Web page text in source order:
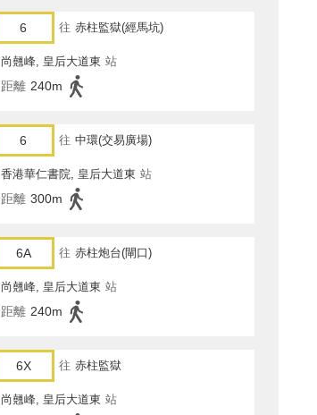
6 往 赤柱監獄(經馬坑)
尚翹峰, 皇后大道東 站
距離 240m
6 往 中環(交易廣場)
香港華仁書院, 皇后大道東 站
距離 300m
6A 往 赤柱炮台(閘口)
尚翹峰, 皇后大道東 站
距離 240m
6X 往 赤柱監獄
尚翹峰, 皇后大道東 站